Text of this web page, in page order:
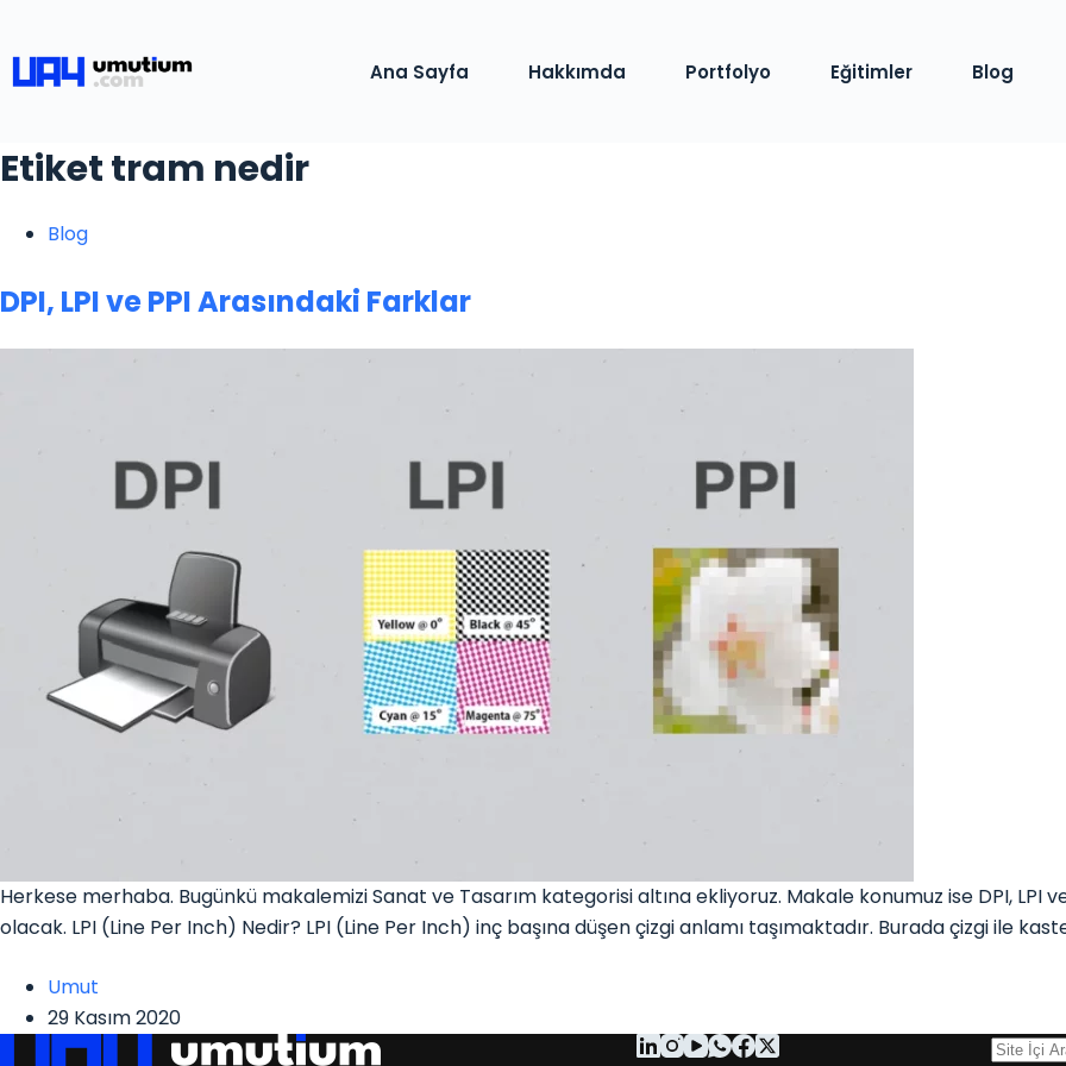
Ana Sayfa Hakkımda Portfolyo Eğitimler Blog
Etikettram nedir
Blog
DPI, LPI ve PPI Arasındaki Farklar
Herkese merhaba. Bugünkü makalemizi Sanat ve Tasarım kategorisi altına ekliyoruz. Makale konumuz ise DPI, LPI
olacak. LPI (Line Per Inch) Nedir? LPI (Line Per Inch) inç başına düşen çizgi anlamı taşımaktadır. Burada çizgi ile
Umut
29 Kasım 2020